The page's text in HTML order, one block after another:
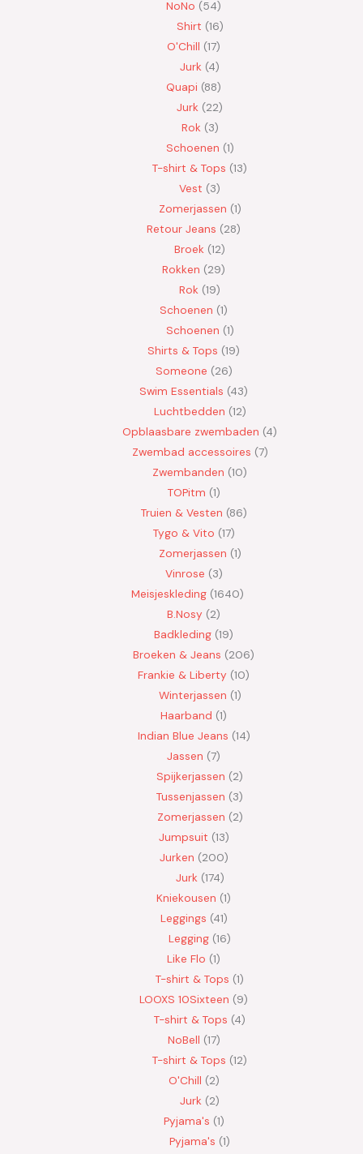
NoNo
54
Shirt 16
O'Chill 17
Jurk 4
Quapi 88
Jurk
22
Rok 3
Schoenen 1
T-shirt & Tops 13
Vest
3
Zomerjassen 1
Retour Jeans
28
Broek 12
Rokken
29
Rok 19
Schoenen 1
Schoenen 1
Shirts & Tops 19
Someone 26
Swim Essentials 43
Luchtbedden 12
Opblaasbare zwembaden 4
Zwembad accessoires 7
Zwembanden 10
TOPitm 1
Truien & Vesten 86
Tygo & Vito 17
Zomerjassen 1
Vinrose 3
Meisjeskleding 1640
B.Nosy
2
Badkleding 19
Broeken & Jeans
206
Frankie & Liberty 10
Winterjassen 1
Haarband 1
Indian Blue Jeans 14
Jassen 7
Spijkerjassen
2
Tussenjassen
3
Zomerjassen 2
Jumpsuit 13
Jurken 200
Jurk 174
Kniekousen 1
Leggings 41
Legging 16
Like Flo 1
T-shirt & Tops 1
LOOXS 10Sixteen
9
T-shirt & Tops 4
NoBell 17
T-shirt & Tops 12
O'Chill 2
Jurk
2
Pyjama's 1
Pyjama's 1